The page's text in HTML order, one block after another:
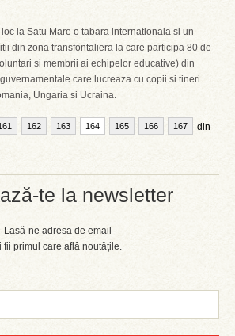
te la newsletter
Lasă-ne adresa de email
fii primul care află noutățile.
la Satu Mare o tabara internationala si un
din zona transfontaliera la care participa 80 de
si membrii ai echipelor educative) din
care lucreaza cu copii si tineri
Ungaria si Ucraina.
162 163 164 165 166 167
din